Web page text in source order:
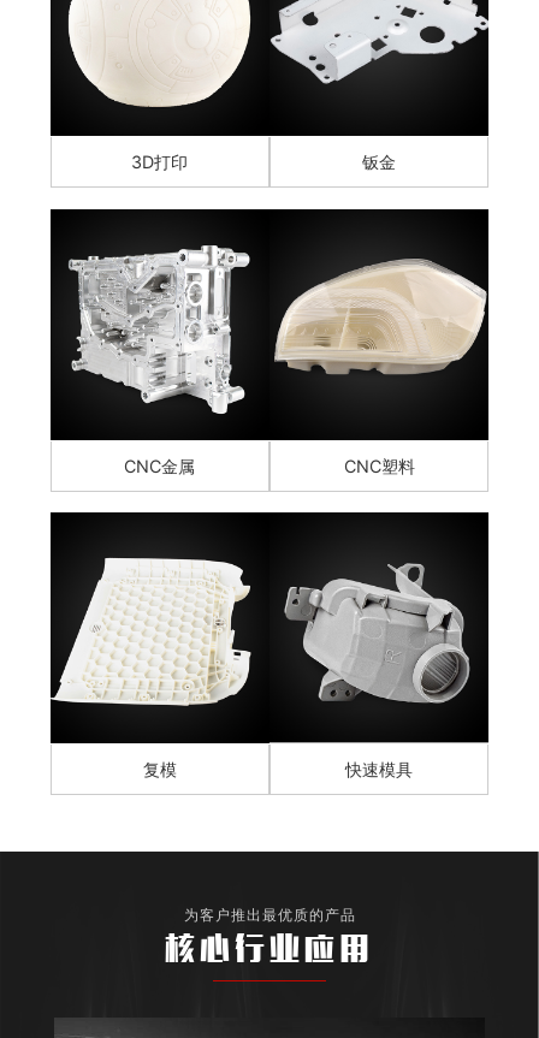
3D打印 钣金
CNC金属 CNC塑料
复模 快速模具
为客户推出最优质的产品
核心行业应用